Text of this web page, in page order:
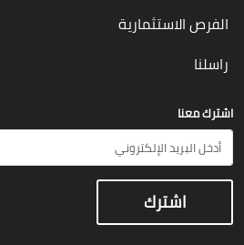
الفرص الاستثمارية
راسلنا
اشترك معنا